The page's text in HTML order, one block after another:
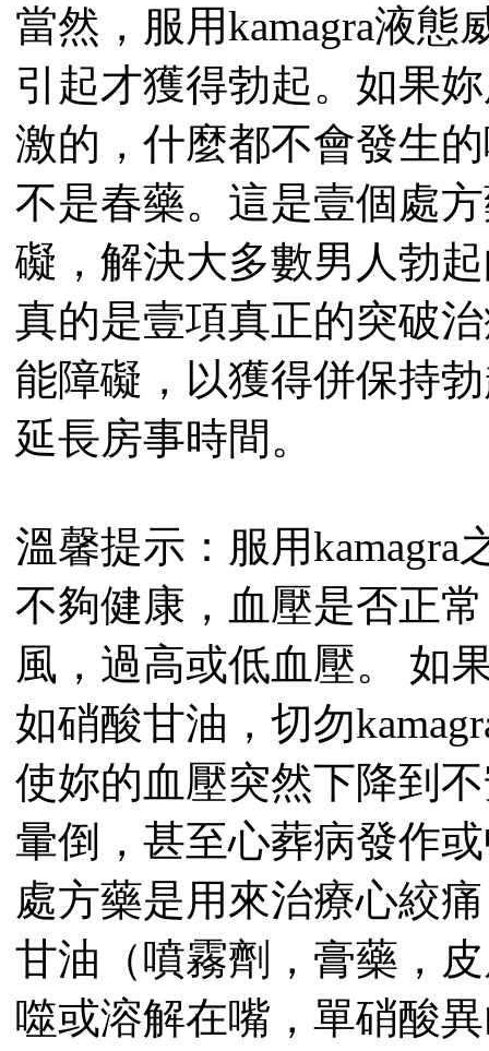
當然，服用kamagra液
引起才獲得勃起。如果
激的，什麼都不會發生
不是春藥。這是壹個處
礙，解決大多數男人勃
真的是壹項真正的突破
能障礙，以獲得併保持
延長房事時間。
溫馨提示：服用
不夠健康，血壓是否正
風，過高或低血壓。 如
如硝酸甘油，切勿
使妳的血壓突然下降到
暈倒，甚至心葬病發作
處方藥是用來治療心絞
甘油（噴霧劑，膏藥，
噬或溶解在嘴，單硝酸